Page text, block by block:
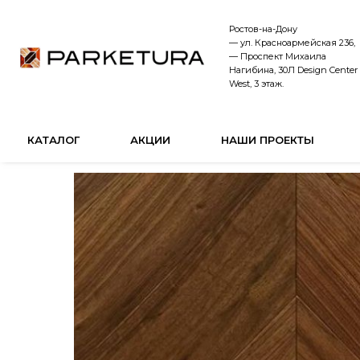
Ростов-на-Дону
— ул. Красноармейская 236,
— Проспект Михаила
Нагибина, 30Л Design Center
West, 3 этаж.
АКЦИИ НАШИ ПРОЕКТЫ
КАТАЛОГ